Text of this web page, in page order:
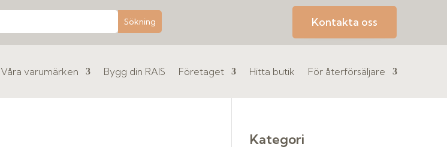
Kontakta oss
Våra varumärken Bygg din RAIS Företaget Hitta butik För återförsäljare
Kategori